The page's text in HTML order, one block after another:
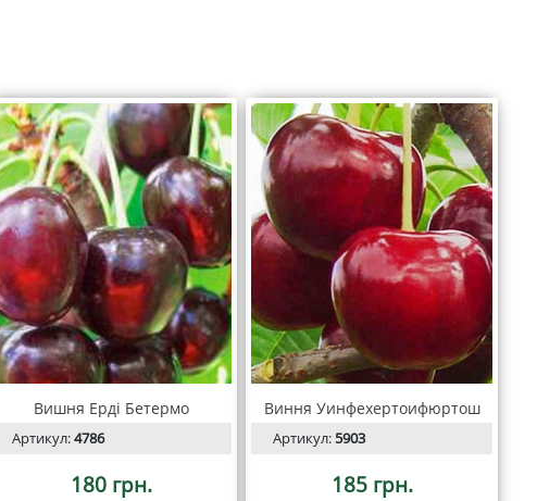
Вишня Ерді Бетермо
Артикул:4786
180 грн.
Виння Уинфехертоифюртош
Артикул:5903
185 грн.